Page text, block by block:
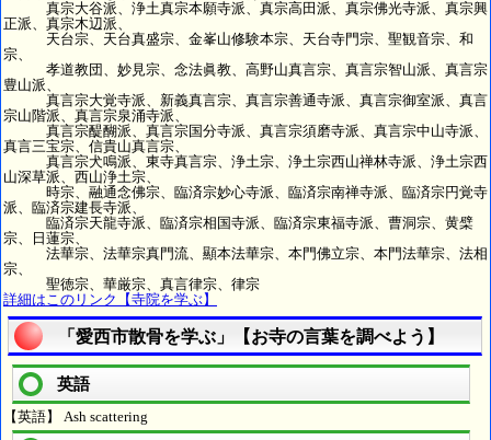
真宗大谷派、浄土真宗本願寺派、真宗高田派、真宗佛光寺派、真宗興
正派、真宗木辺派、
天台宗、天台真盛宗、金峯山修験本宗、天台寺門宗、聖観音宗、和
宗、
孝道教団、妙見宗、念法眞教、高野山真言宗、真言宗智山派、真言宗
豊山派、
真言宗大覚寺派、新義真言宗、真言宗善通寺派、真言宗御室派、真言
宗山階派、真言宗泉涌寺派、
真言宗醍醐派、真言宗国分寺派、真言宗須磨寺派、真言宗中山寺派、
真言三宝宗、信貴山真言宗、
真言宗犬鳴派、東寺真言宗、浄土宗、浄土宗西山禅林寺派、浄土宗西
山深草派、西山浄土宗、
時宗、融通念佛宗、臨済宗妙心寺派、臨済宗南禅寺派、臨済宗円覚寺
派、臨済宗建長寺派、
臨済宗天龍寺派、臨済宗相国寺派、臨済宗東福寺派、曹洞宗、黄檗
宗、日蓮宗、
法華宗、法華宗真門流、顯本法華宗、本門佛立宗、本門法華宗、法相
宗、
聖徳宗、華厳宗、真言律宗、律宗
詳細はこのリンク【寺院を学ぶ】
「愛西市散骨を学ぶ」【お寺の言葉を調べよう】
英語
【英語】 Ash scattering